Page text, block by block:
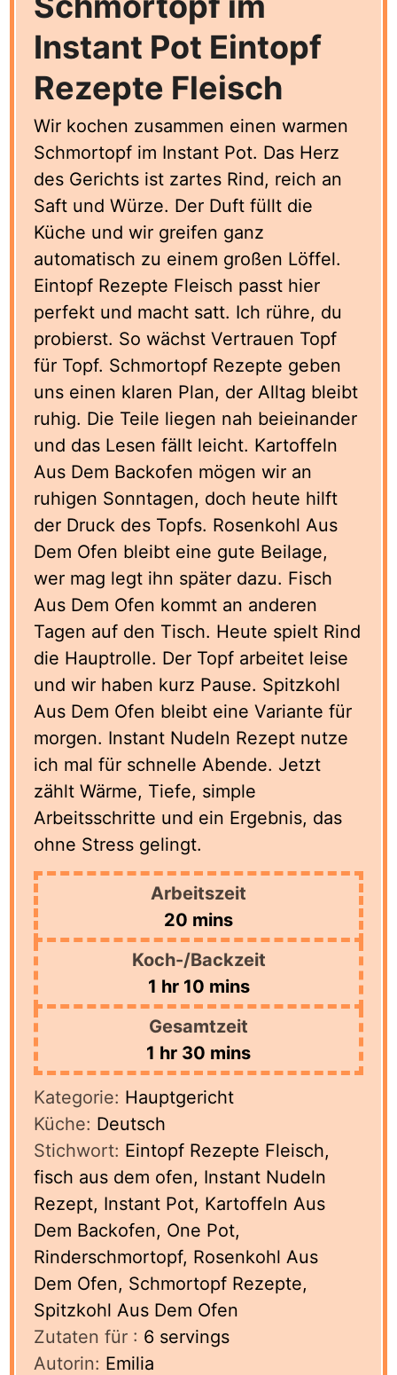
Instant Pot Eintopf
Rezepte Fleisch
Wir kochen zusammen einen warmen
Schmortopf im Instant Pot. Das Herz
des Gerichts ist zartes Rind, reich an
Saft und Würze. Der Duft füllt die
Küche und wir greifen ganz
automatisch zu einem großen Löffel.
Eintopf Rezepte Fleisch passt hier
perfekt und macht satt. Ich rühre, du
probierst. So wächst Vertrauen Topf
für Topf. Schmortopf Rezepte geben
uns einen klaren Plan, der Alltag bleibt
ruhig. Die Teile liegen nah beieinander
und das Lesen fällt leicht. Kartoffeln
Aus Dem Backofen mögen wir an
ruhigen Sonntagen, doch heute hilft
der Druck des Topfs. Rosenkohl Aus
Dem Ofen bleibt eine gute Beilage,
wer mag legt ihn später dazu. Fisch
Aus Dem Ofen kommt an anderen
Tagen auf den Tisch. Heute spielt Rind
die Hauptrolle. Der Topf arbeitet leise
und wir haben kurz Pause. Spitzkohl
Aus Dem Ofen bleibt eine Variante für
morgen. Instant Nudeln Rezept nutze
ich mal für schnelle Abende. Jetzt
zählt Wärme, Tiefe, simple
Arbeitsschritte und ein Ergebnis, das
ohne Stress gelingt.
Arbeitszeit
20 minutes
mins
Koch-/Backzeit
1 hour
hr 10minutes
mins
Gesamtzeit
1 hour
hr 30 minutes
mins
Kategorie: Hauptgericht
Küche: Deutsch
Stichwort: Eintopf Rezepte Fleisch,
fisch aus dem ofen, Instant Nudeln
Rezept, Instant Pot, Kartoffeln Aus
Dem Backofen, One Pot,
Rinderschmortopf, Rosenkohl Aus
Dem Ofen, Schmortopf Rezepte,
Spitzkohl Aus Dem Ofen
Zutaten für : 6 servings
Autorin: Emilia